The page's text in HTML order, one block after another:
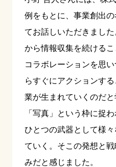
例をもとに、事業創出
てお話しいただきました
から情報収集を続ける
コラボレーションを思
らすぐにアクションす
業が生まれていくのだと
「写真」という枠に捉
ひとつの武器として様
ていく。そこの発想と
みだと感じました。